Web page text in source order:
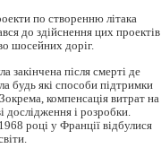
по створенню літака
до здійснення цих проектів
шосейних доріг.
закінчена після смерті де
будь які способи підтримки
компенсація витрат на
дослідження і розробки.
році у Франції відбулися